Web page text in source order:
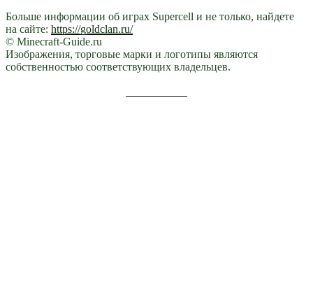
Больше информации об играх Supercell и не только, найдете
на сайте: https://goldclan.ru/
© Minecraft-Guide.ru
Изображения, торговые марки и логотипы являются
собственностью соответствующих владельцев.